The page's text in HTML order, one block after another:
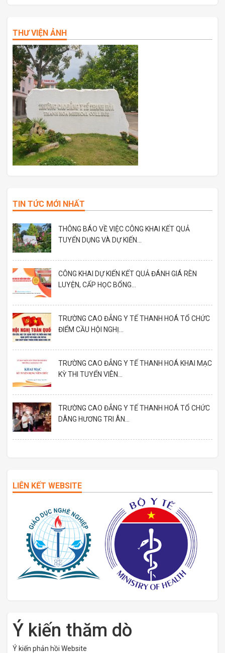
THƯ VIỆN ẢNH
TIN TỨC MỚI NHẤT
THÔNG BÁO VỀ VIỆC CÔNG KHAI KẾT QUẢ
TUYỂN DỤNG VÀ DỰ KIẾN...
CÔNG KHAI DỰ KIẾN KẾT QUẢ ĐÁNH GIÁ RÈN
LUYỆN, CẤP HỌC BỔNG...
TRƯỜNG CAO ĐẲNG Y TẾ THANH HOÁ TỔ CHỨC
ĐIỂM CẦU HỘI NGHỊ...
TRƯỜNG CAO ĐẲNG Y TẾ THANH HOÁ KHAI MẠC
KỲ THI TUYỂN VIÊN...
TRƯỜNG CAO ĐẲNG Y TẾ THANH HOÁ TỔ CHỨC
DÂNG HƯƠNG TRI ÂN...
LIÊN KẾT WEBSITE
Ý kiến thăm dò
Ý kiến phản hồi Website